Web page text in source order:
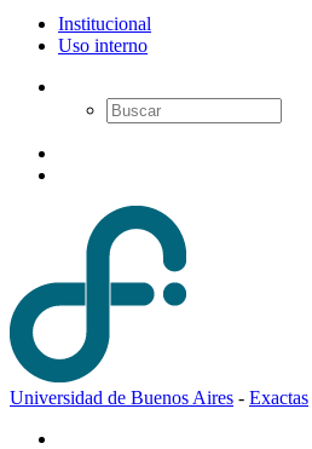
Institucional
Uso interno
Universidad de Buenos Aires - Exactas